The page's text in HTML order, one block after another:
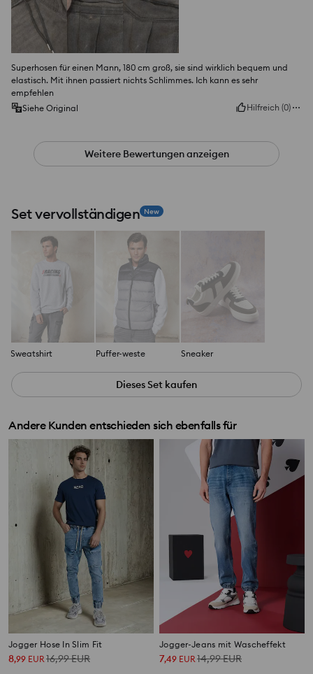
Superhosen für einen Mann, 180 cm groß, sie sind wirklich bequem und
elastisch. Mit ihnen passiert nichts Schlimmes. Ich kann es sehr
empfehlen
Siehe Original
Hilfreich (0)
Weitere Bewertungen anzeigen
Set vervollständigen New
Sweatshirt Puffer-weste Sneaker
Dieses Set kaufen
Andere Kunden entschieden sich ebenfalls für
Jogger Hose In Slim Fit
8,99 EUR16,99EUR
Jogger-Jeans mit Wascheffekt
7,49 EUR14,99EUR